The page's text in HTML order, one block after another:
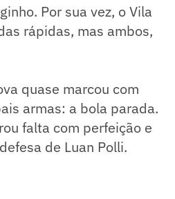
Por sua vez, o Vila
rápidas, mas ambos,
quase marcou com
armas: a bola parada.
falta com perfeição e
de Luan Polli.